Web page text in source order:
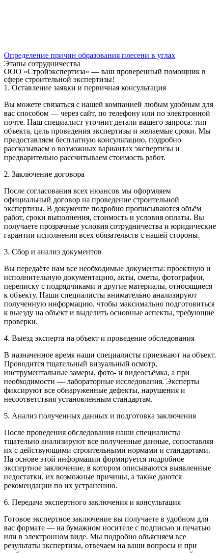
Определение причин образования плесени в углах
Этапы сотрудничества
ООО «Стройэкспертиза» — ваш проверенный помощник в
сфере строительной экспертизы!
1. Оставление заявки и первичная консультация
Вы можете связаться с нашей компанией любым удобным для
вас способом — через сайт, по телефону или по электронной
почте. Наш специалист уточнит детали вашего запроса: тип
объекта, цель проведения экспертизы и желаемые сроки. Мы
предоставляем бесплатную консультацию, подробно
рассказываем о возможных вариантах экспертизы и
предварительно рассчитываем стоимость работ.
2. Заключение договора
После согласования всех нюансов мы оформляем
официальный договор на проведение строительной
экспертизы. В документе подробно прописываются объём
работ, сроки выполнения, стоимость и условия оплаты. Вы
получаете прозрачные условия сотрудничества и юридические
гарантии исполнения всех обязательств с нашей стороны.
3. Сбор и анализ документов
Вы передаёте нам все необходимые документы: проектную и
исполнительную документацию, акты, сметы, фотографии,
переписку с подрядчиками и другие материалы, относящиеся
к объекту. Наши специалисты внимательно анализируют
полученную информацию, чтобы максимально подготовиться
к выезду на объект и выделить основные аспекты, требующие
проверки.
4. Выезд эксперта на объект и проведение обследования
В назначенное время наши специалисты приезжают на объект.
Проводится тщательный визуальный осмотр,
инструментальные замеры, фото- и видеосъёмка, а при
необходимости — лабораторные исследования. Эксперты
фиксируют все обнаруженные дефекты, нарушения и
несоответствия установленным стандартам.
5. Анализ полученных данных и подготовка заключения
После проведения обследования наши специалисты
тщательно анализируют все полученные данные, сопоставляя
их с действующими строительными нормами и стандартами.
На основе этой информации формируется подробное
экспертное заключение, в котором описываются выявленные
недостатки, их возможные причины, а также даются
рекомендации по их устранению.
6. Передача экспертного заключения и консультация
Готовое экспертное заключение вы получаете в удобном для
вас формате — на бумажном носителе с подписью и печатью
или в электронном виде. Мы подробно объясняем все
результаты экспертизы, отвечаем на ваши вопросы и при